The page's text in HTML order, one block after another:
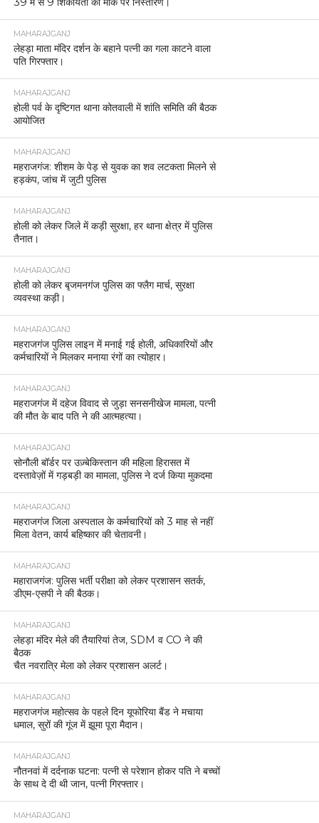
MAHARAJGANJ
लेहड़ा माता मंदिर दर्शन के बहाने पत्नी का गला काटने वाला
पति गिरफ्तार।
MAHARAJGANJ
होली पर्व के दृष्टिगत थाना कोतवाली में शांति समिति की बैठक
आयोजित
MAHARAJGANJ
महराजगंज: शीशम के पेड़ से युवक का शव लटकता मिलने से
हड़कंप, जांच में जुटी पुलिस
MAHARAJGANJ
होली को लेकर जिले में कड़ी सुरक्षा, हर थाना क्षेत्र में पुलिस
तैनात।
MAHARAJGANJ
होली को लेकर बृजमनगंज पुलिस का फ्लैग मार्च, सुरक्षा
व्यवस्था कड़ी।
MAHARAJGANJ
महराजगंज पुलिस लाइन में मनाई गई होली, अधिकारियों और
कर्मचारियों ने मिलकर मनाया रंगों का त्योहार।
MAHARAJGANJ
महराजगंज में दहेज विवाद से जुड़ा सनसनीखेज मामला, पत्नी
की मौत के बाद पति ने की आत्महत्या।
MAHARAJGANJ
सोनौली बॉर्डर पर उज़्बेकिस्तान की महिला हिरासत में
दस्तावेज़ों में गड़बड़ी का मामला, पुलिस ने दर्ज किया मुकदमा
MAHARAJGANJ
महराजगंज जिला अस्पताल के कर्मचारियों को 3 माह से नहीं
मिला वेतन, कार्य बहिष्कार की चेतावनी।
MAHARAJGANJ
महाराजगंज: पुलिस भर्ती परीक्षा को लेकर प्रशासन सतर्क,
डीएम-एसपी ने की बैठक।
MAHARAJGANJ
लेहड़ा मंदिर मेले की तैयारियां तेज, SDM व CO ने की
बैठक
चैत नवरात्रि मेला को लेकर प्रशासन अलर्ट।
MAHARAJGANJ
महराजगंज महोत्सव के पहले दिन यूफोरिया बैंड ने मचाया
धमाल, सुरों की गूंज में झूमा पूरा मैदान।
MAHARAJGANJ
नौतनवां में दर्दनाक घटना: पत्नी से परेशान होकर पति ने बच्चों
के साथ दे दी थी जान, पत्नी गिरफ्तार।
MAHARAJGANJ